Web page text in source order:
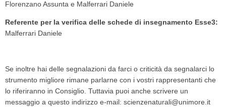
Florenzano Assunta e Malferrari Daniele
Referente per la verifica delle schede di insegnamento Esse3:
Malferrari Daniele
Se inoltre hai delle segnalazioni da farci o criticità da segnalarci lo
strumento migliore rimane parlarne con i vostri rappresentanti che
lo riferiranno in Consiglio. Tuttavia puoi anche scrivere un
messaggio a questo indirizzo e-mail: scienzenaturali@unimore.it